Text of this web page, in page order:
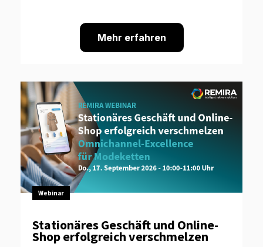
Mehr erfahren
Webinar
Stationäres Geschäft und Online-
Shop erfolgreich verschmelzen